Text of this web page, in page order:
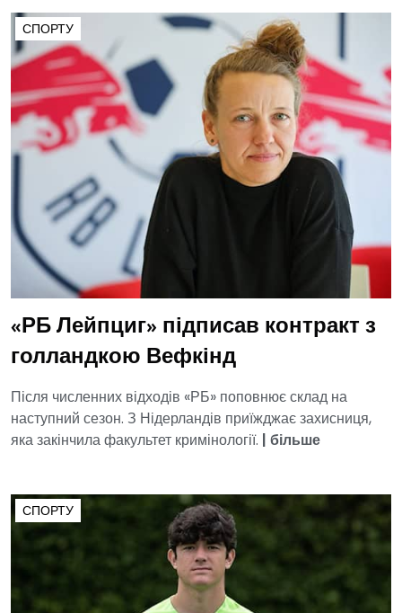
СПОРТУ
«РБ Лейпциг» підписав контракт з
голландкою Вефкінд
Після численних відходів «РБ» поповнює склад на
наступний сезон. З Нідерландів приїжджає захисниця,
яка закінчила факультет кримінології. | більше
СПОРТУ